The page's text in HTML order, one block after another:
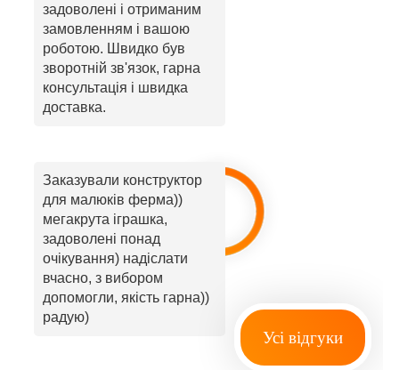
задоволені і отриманим
замовленням і вашою
роботою. Швидко був
зворотній зв'язок, гарна
консультація і швидка
доставка.
Заказували конструктор
для малюків ферма))
мегакрута іграшка,
задоволені понад
очікування) надіслати
вчасно, з вибором
допомогли, якість гарна))
радую)
Усі відгуки